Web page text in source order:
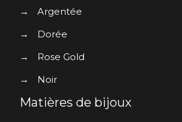
→
Argentée
→
Dorée
→
Rose Gold
→
Noir
Matières de bijoux